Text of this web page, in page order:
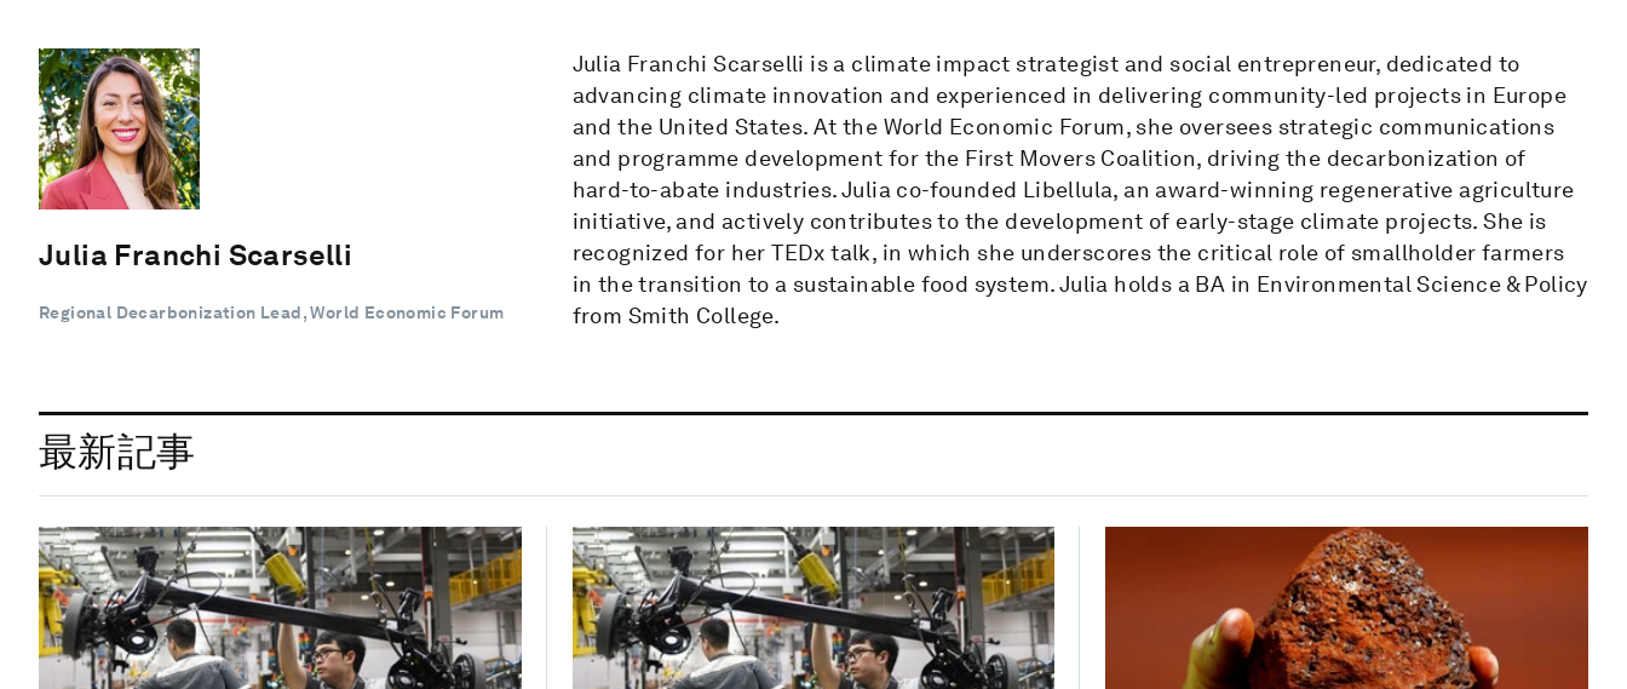
Julia Franchi Scarselli
Regional Decarbonization Lead, World Economic Forum
Julia Franchi Scarselli is a climate impact strategist and social entrepreneur, dedicated to
advancing climate innovation and experienced in delivering community-led projects in Europe
and the United States. At the World Economic Forum, she oversees strategic communications
and programme development for the First Movers Coalition, driving the decarbonization of
hard-to-abate industries. Julia co-founded Libellula, an award-winning regenerative agriculture
initiative, and actively contributes to the development of early-stage climate projects. She is
recognized for her TEDx talk, in which she underscores the critical role of smallholder farmers
in the transition to a sustainable food system. Julia holds a BA in Environmental Science & Policy
from Smith College.
最新記事